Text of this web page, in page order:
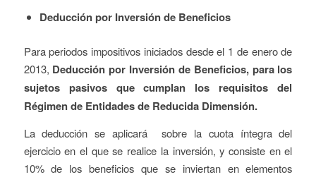
Deducción por Inversión de Beneficios
Para periodos impositivos iniciados desde el 1 de enero de
2013, Deducción por Inversión de Beneficios, para los
sujetos pasivos que cumplan los requisitos del
Régimen de Entidades de Reducida Dimensión.
La deducción se aplicará sobre la cuota íntegra del
ejercicio en el que se realice la inversión, y consiste en el
10% de los beneficios que se inviertan en elementos